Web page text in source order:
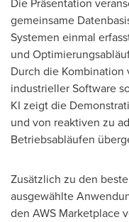
gemeinsame
Systemen einmal
und
Durch die
industrieller Software
KI zeigt die
und von reaktiven zu
Betriebsabläufen
Zusätzlich zu den
ausgewählte
den AWS Marketplace